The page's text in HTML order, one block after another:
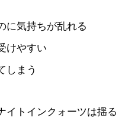
に気持ちが乱れる
けやすい
しまう
イトインクォーツは揺る